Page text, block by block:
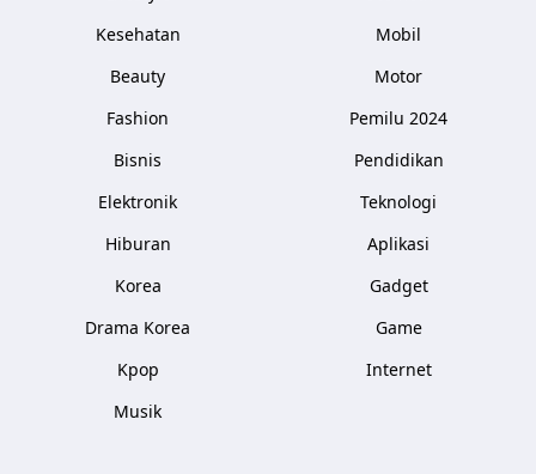
Kesehatan
Beauty
Fashion
Bisnis
Elektronik
Hiburan
Korea
Drama Korea
Kpop
Musik
Mobil
Motor
Pemilu 2024
Pendidikan
Teknologi
Aplikasi
Gadget
Game
Internet